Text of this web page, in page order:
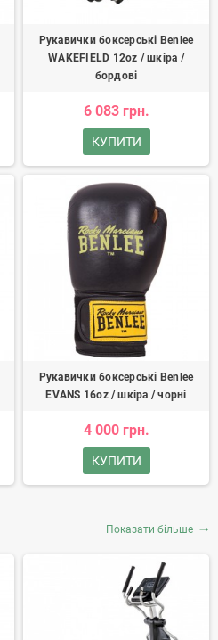
Рукавички боксерські Benlee
WAKEFIELD 12oz / шкіра /
бордові
6 083 грн.
КУПИТИ
Рукавички боксерські Benlee
EVANS 16oz / шкіра / чорні
4 000 грн.
КУПИТИ
Показати більше trending_flat